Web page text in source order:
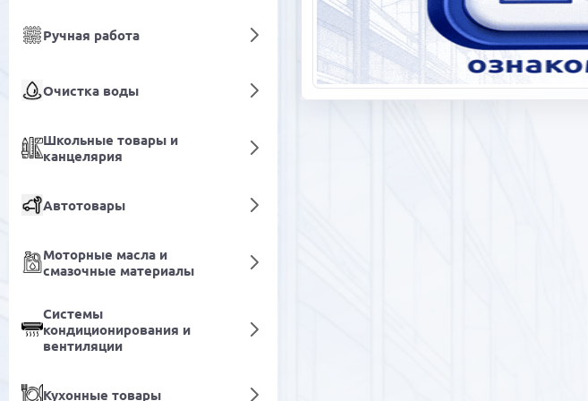
Ручная работа
Очистка воды
Школьные товары и
канцелярия
Автотовары
Моторные масла и
смазочные материалы
Системы
кондиционирования и
вентиляции
Кухонные товары